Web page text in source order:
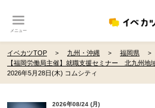
メニュー
イベカツTOP 九州・沖縄 福岡県
【福岡労働局主催】就職支援セミナー 北九州地
2026年5月28日(木) コムシティ
2026年08/24 (月)